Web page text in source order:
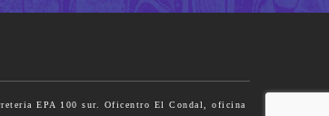
EPA 100 sur. Oficentro El Condal, oficina